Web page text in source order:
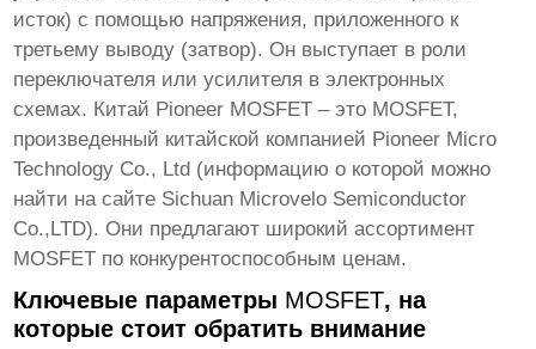
исток) с помощью напряжения, приложенного к
третьему выводу (затвор). Он выступает в роли
переключателя или усилителя в электронных
схемах. Китай Pioneer MOSFET – это MOSFET,
произведенный китайской компанией Pioneer Micro
Technology Co., Ltd (информацию о которой можно
найти на сайте Sichuan Microvelo Semiconductor
Co.,LTD). Они предлагают широкий ассортимент
MOSFET по конкурентоспособным ценам.
Ключевые параметры MOSFET, на
которые стоит обратить внимание